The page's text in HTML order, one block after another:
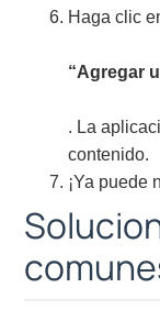
Haga clic
“Agregar
. La
contenido.
¡Ya puede